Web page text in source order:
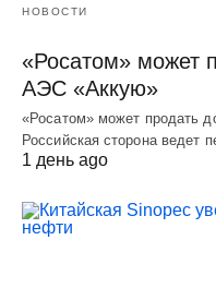
НОВОСТИ
«Росатом» может
АЭС «Аккую»
«Росатом» может продать
Российская сторона ведет
1 день ago